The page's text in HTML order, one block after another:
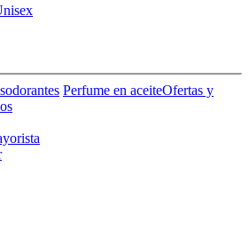
Perfume en aceiteOfertas y